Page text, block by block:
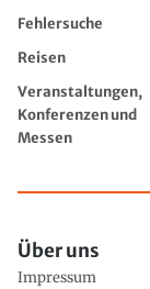
Fehlersuche
Reisen
Veranstaltungen,
Konferenzen und
Messen
Über uns
Impressum